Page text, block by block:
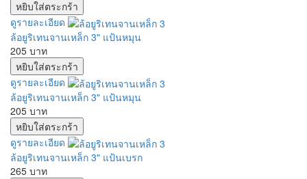
ดูรายละเอียด
ล้อยูริเทนจานเหล็ก 3" แป้นหมุน
205 บาท
ดูรายละเอียด
ล้อยูริเทนจานเหล็ก 3" แป้นหมุน
205 บาท
ดูรายละเอียด
ล้อยูริเทนจานเหล็ก 3" แป้นเบรก
265 บาท